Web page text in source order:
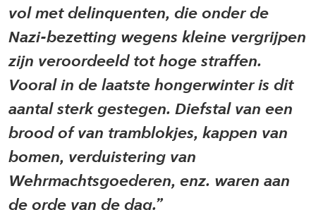
vol met delinquenten, die onder de
Nazi-bezetting wegens kleine vergrijpen
zijn veroordeeld tot hoge straffen.
Vooral in de laatste hongerwinter is dit
aantal sterk gestegen. Diefstal van een
brood of van tramblokjes, kappen van
bomen, verduistering van
Wehrmachtsgoederen, enz. waren aan
de orde van de dag.